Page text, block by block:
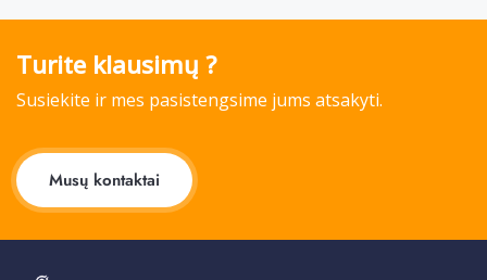
Turite klausimų ?
Susiekite ir mes pasistengsime jums atsakyti.
Musų kontaktai